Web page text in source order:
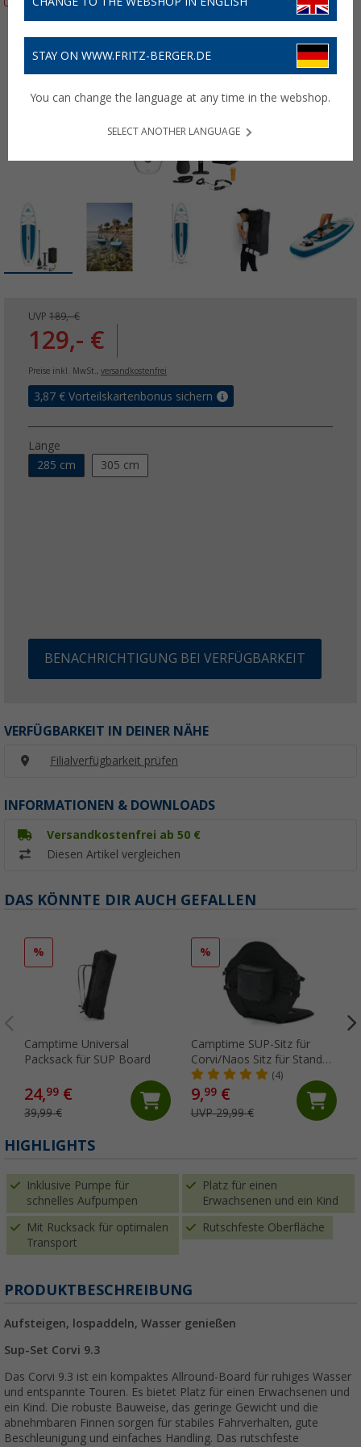
UVP 189,- €
129,- €
Preise inkl. MwSt., versandkostenfrei
3,87 € Vorteilskartenbonus sichern
Länge
285 cm
305 cm
BENACHRICHTIGUNG BEI VERFÜGBARKEIT
VERFÜGBARKEIT IN DEINER NÄHE
Filialverfügbarkeit prüfen
INFORMATIONEN & DOWNLOADS
Versandkostenfrei ab 50 €
Diesen Artikel vergleichen
DAS KÖNNTE DIR AUCH GEFALLEN
%
Camptime Universal
Packsack für SUP Board
24,99 €
39,99 €
%
Camptime SUP-Sitz für
Corvi/Naos Sitz für Stand
Up Paddling-Boards
(4)
9,99€
UVP 29,99 €
HIGHLIGHTS
Inklusive Pumpe für
schnelles Aufpumpen
Platz für einen
Erwachsenen und ein Kind
Mit Rucksack für optimalen
Transport
Rutschfeste Oberfläche
PRODUKTBESCHREIBUNG
Aufsteigen, lospaddeln, Wasser genießen
Sup-Set Corvi 9.3
Das Corvi 9.3 ist ein kompaktes Allround-Board für ruhiges Wasser
und entspannte Touren. Es bietet Platz für einen Erwachsenen und
ein Kind. Die robuste Bauweise, das geringe Gewicht und die
abnehmbaren Finnen sorgen für stabiles Fahrverhalten, gute
Beschleunigung und einfaches Handling. Das rutschfeste
STAY ON WWW.FRITZ-BERGER.DE
You can change the language at any time in the webshop.
SELECT ANOTHER LANGUAGE